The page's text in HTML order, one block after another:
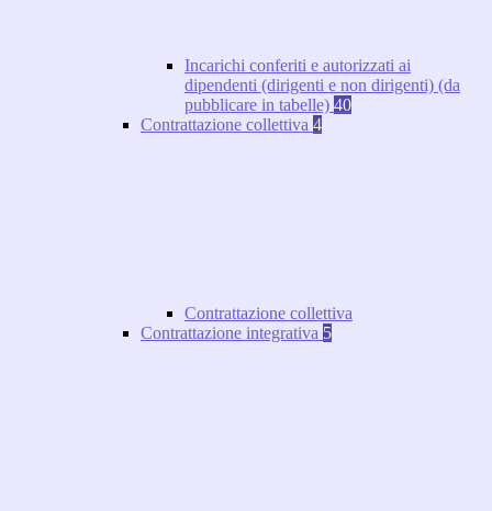
Incarichi conferiti e autorizzati ai
dipendenti (dirigenti e non dirigenti) (da
pubblicare in tabelle) 40
Contrattazione collettiva 4
Contrattazione collettiva
Contrattazione integrativa 5